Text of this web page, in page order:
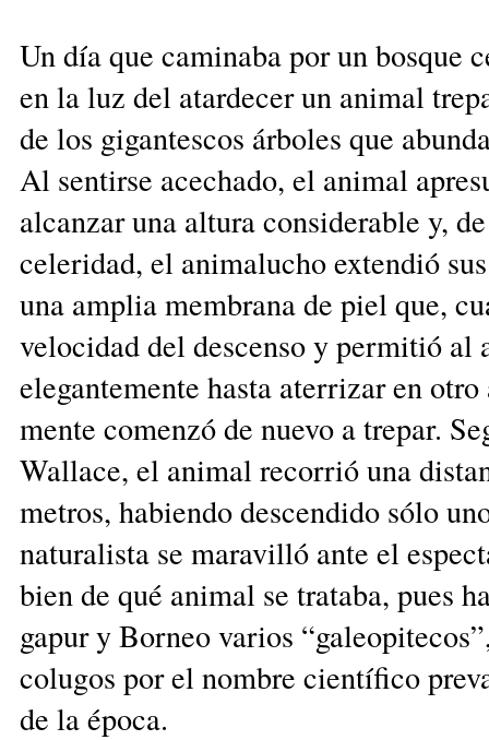
Un día que caminaba por un bosque
en la luz del atardecer un animal
de los gigantescos árboles que
Al sentirse acechado, el animal
alcanzar una altura considerable y,
celeridad, el animalucho extendió
una amplia membrana de piel que,
velocidad del descenso y permitió al
elegantemente hasta aterrizar en
mente comenzó de nuevo a tre­par.
Wallace, el animal recorrió una
metros, habiendo descendido sólo
naturalista se maravilló ante el
bien de qué animal se trataba, pues
gapur y Borneo varios
colugos por el nom­bre científico
de la época.